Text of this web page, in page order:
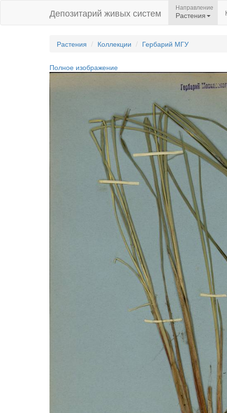
Депозитарий живых систем Направление
Растения
Растения Коллекции Гербарий МГУ
Полное изображение